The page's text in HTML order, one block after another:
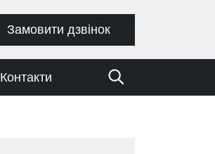
Замовити дзвінок
Контакти